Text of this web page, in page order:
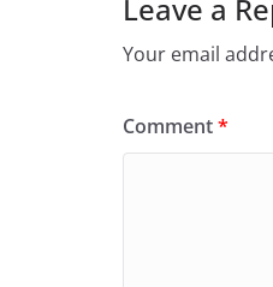
Leave a
Your email
Comment*